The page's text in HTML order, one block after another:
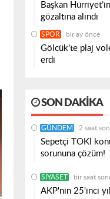
Başkan
gözaltına alındı
SPOR bir ay önce
Gölcük’te plaj
erdi
SON DAKIKA
GÜNDEM 2 saat
Sepetçi TOKİ
sorununa çözüm!
SIYASET bir saat
AKP'nin 25'inci